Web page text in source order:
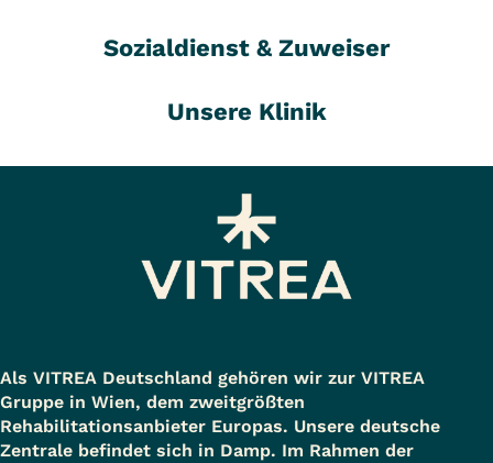
Sozialdienst & Zuweiser
Unsere Klinik
Als VITREA Deutschland gehören wir zur VITREA
Gruppe in Wien, dem zweitgrößten
Rehabilitationsanbieter Europas. Unsere deutsche
Zentrale befindet sich in Damp. Im Rahmen der